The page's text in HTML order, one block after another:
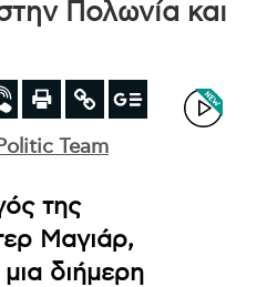
Πολωνία και
Politic Team
της
Μαγιάρ,
διήμερη